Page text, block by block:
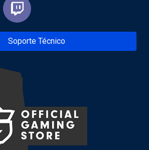
Soporte Técnico